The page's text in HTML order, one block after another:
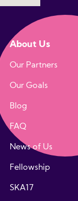
About Us
Our Partners
Our Goals
Blog
FAQ
News of Us
Fellowship
SKA17